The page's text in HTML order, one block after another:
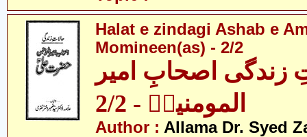
Halat e zindagi Ashab e
Momineen(as) - 2/2
زندگی اصحابِ امیر
المومنینؑ - 2/2
Author : Allama Dr. Syed